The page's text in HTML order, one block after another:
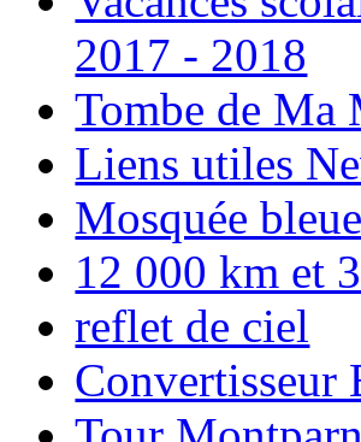
2017 - 2018
Tombe de Ma
Liens utiles
Mosquée bleue
12 000 km et
reflet de ciel
Convertisseur